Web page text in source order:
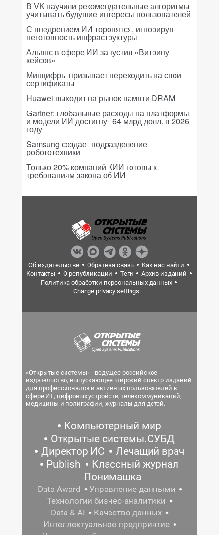
В VK научили рекомендательные алгоритмы
учитывать будущие интересы пользователей
С внедрением ИИ торопятся, игнорируя
неготовность инфраструктуры
Альянс в сфере ИИ запустил «Витрину
кейсов»
Минцифры призывает переходить на свои
сертификаты
Huawei выходит на рынок памяти DRAM
Gartner: глобальные расходы на платформы
и модели ИИ достигнут 64 млрд долл. в 2026
году
Samsung создает подразделение
робототехники
Только 20% компаний КИИ готовы к
требованиям закона об ИИ
Об издательстве Обратная связь
Как нас найти
Контакты
О републикации Теги
Архив изданий
Политика обработки персональных данных
Change privacy settings
«Открытые системы» - ведущее российское
издательство, выпускающее широкий спектр изданий
для профессионалов и активных пользователей в
сфере ИТ, цифровых устройств, телекоммуникаций,
медицины и полиграфии, журналы для детей.
Компьютерный мир
Открытые системы.СУБД
Директор ИС
Лечащий врач
Publish
Классный журнал
Понимашка
Data Award
Управление данными
Технологии бизнес-аналитики
Data & AI
Качество данных
Интеллектуальное предприятие